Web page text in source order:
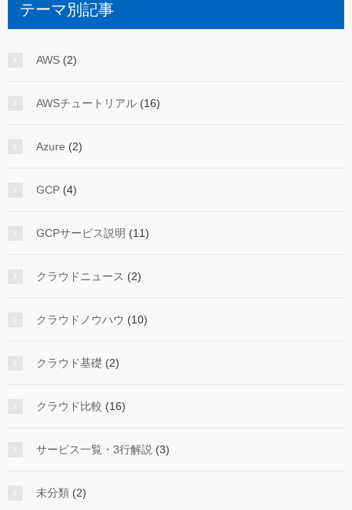
テーマ別記事
AWS (2)
AWSチュートリアル (16)
Azure (2)
GCP (4)
GCPサービス説明 (11)
クラウドニュース (2)
クラウドノウハウ (10)
クラウド基礎 (2)
クラウド比較 (16)
サービス一覧・3行解説 (3)
未分類 (2)